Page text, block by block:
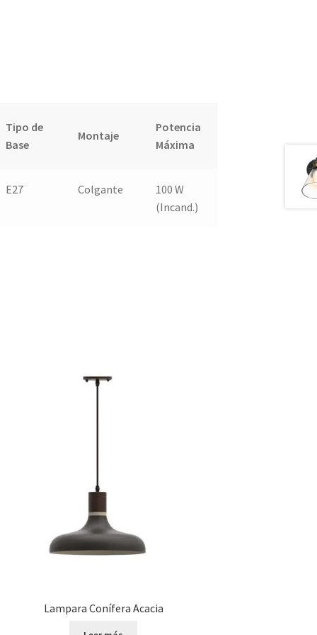
Tipo de
Base
Montaje
Potencia
Máxima
E27 Colgante
100 W
(Incand.)
Lampara Conífera Acacia